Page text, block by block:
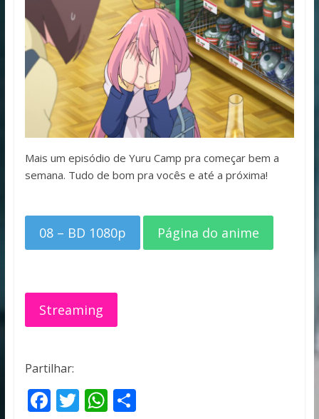
os
outros!
Mais um episódio de Yuru Camp pra começar bem a
semana. Tudo de bom pra vocês e até a próxima!
08 – BD 1080p Página do anime
Streaming
Partilhar:
F T W S